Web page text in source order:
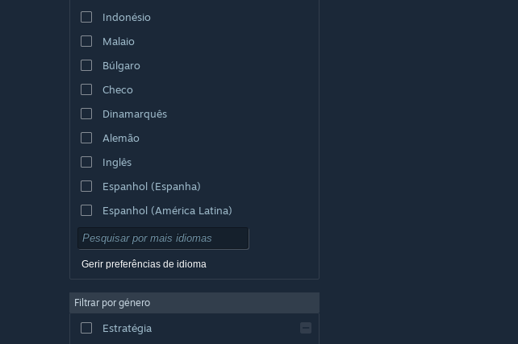
Indonésio
Malaio
Búlgaro
Checo
Dinamarquês
Alemão
Inglês
Espanhol (Espanha)
Espanhol (América Latina)
Gerir preferências de idioma
Filtrar por género
Estratégia